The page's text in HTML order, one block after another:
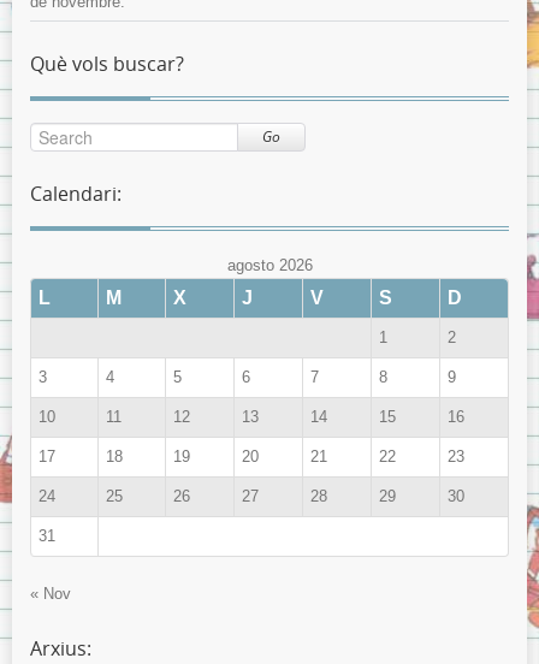
Què vols buscar?
Go
Calendari:
agosto 2026
L M X J V S D
1 2
3 4 5 6 7 8 9
10 11 12 13 14 15 16
17 18 19 20 21 22 23
24 25 26 27 28 29 30
31
« Nov
Arxius: